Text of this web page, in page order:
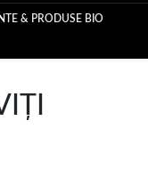
& PRODUSE BIO